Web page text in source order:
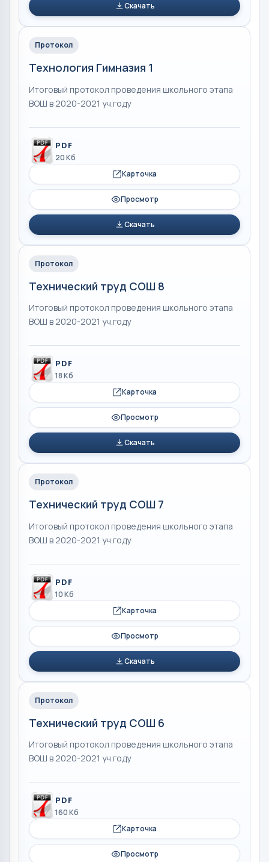
Скачать
Протокол
Технология Гимназия 1
Итоговый протокол проведения школьного этапа
ВОШ в 2020-2021 уч.году
PDF
20 Кб
Карточка
Просмотр
Скачать
Протокол
Технический труд СОШ 8
Итоговый протокол проведения школьного этапа
ВОШ в 2020-2021 уч.году
PDF
18 Кб
Карточка
Просмотр
Скачать
Протокол
Технический труд СОШ 7
Итоговый протокол проведения школьного этапа
ВОШ в 2020-2021 уч.году
PDF
10 Кб
Карточка
Просмотр
Скачать
Протокол
Технический труд СОШ 6
Итоговый протокол проведения школьного этапа
ВОШ в 2020-2021 уч.году
PDF
160 Кб
Карточка
Просмотр